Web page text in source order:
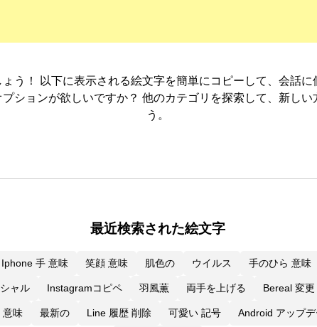
う！ 以下に表示される絵文字を簡単にコピーして、会話
ションが欲しいですか？ 他のカテゴリを探索して、新しい
う。
最近検索された絵文字
Iphone 手 意味 笑顔 意味 肌色の ウイルス 手のひら 意味
ャル Instagramコピペ 羽風薫 両手を上げる Bereal 変更
意味 最新の Line 履歴 削除 可愛い 記号 Android アップ